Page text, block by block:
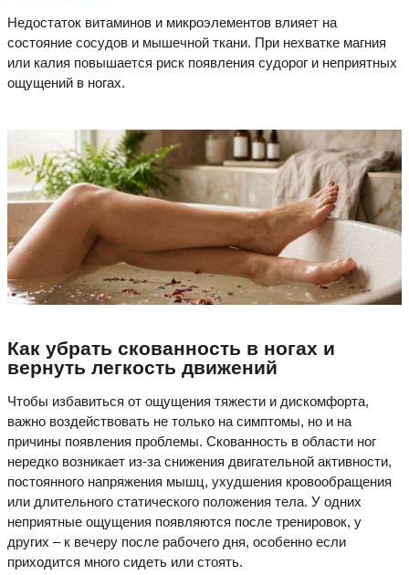
Недостаток витаминов и микроэлементов влияет на
состояние сосудов и мышечной ткани. При нехватке магния
или калия повышается риск появления судорог и неприятных
ощущений в ногах.
Как убрать скованность в ногах и
вернуть легкость движений
Чтобы избавиться от ощущения тяжести и дискомфорта,
важно воздействовать не только на симптомы, но и на
причины появления проблемы. Скованность в области ног
нередко возникает из-за снижения двигательной активности,
постоянного напряжения мышц, ухудшения кровообращения
или длительного статического положения тела. У одних
неприятные ощущения появляются после тренировок, у
других – к вечеру после рабочего дня, особенно если
приходится много сидеть или стоять.